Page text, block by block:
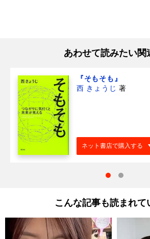
あわせて読みたい関
『そもそも』
西 きょうじ 著
ネット書店で購入する
こんな記事も読まれて